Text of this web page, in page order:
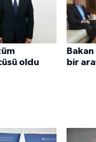
oldu
Bakan
bir